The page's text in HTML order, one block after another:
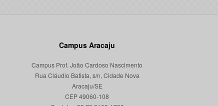
Campus Aracaju
Campus Prof. João Cardoso Nascimento
Rua Cláudio Batista, s/n, Cidade Nova
Aracaju/SE
CEP 49060-108